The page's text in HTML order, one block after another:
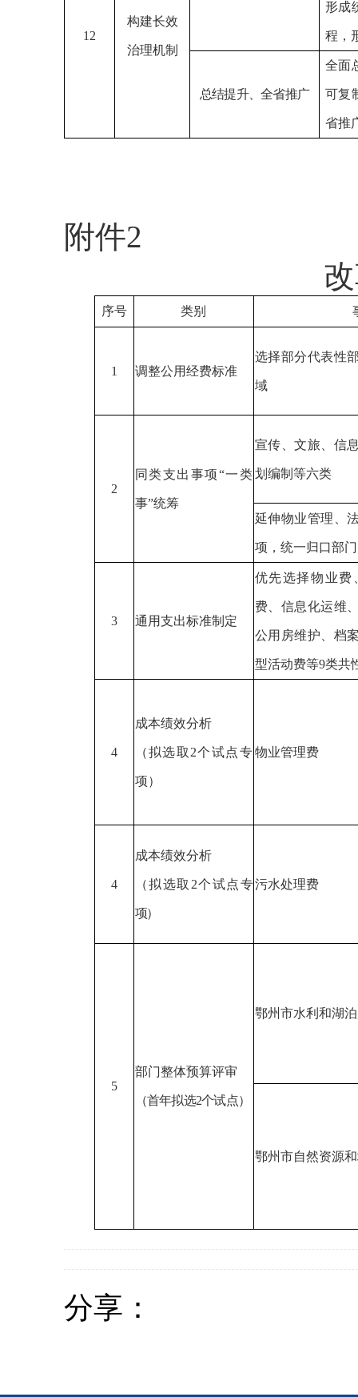
12
构建长效
治理机制
形成
程，
总结提升、全省推广
全面
可复
省推
附件2
序号 类别
1 调整公用经费标准
选择部分代表性
域
2
同类支出事项“一类
事”统筹
宣传、文旅、信
划编制等六类
延伸物业管理、
项，统一归口部门
3 通用支出标准制定
优先选择物业费
费、信息化运维
公用房维护、档
型活动费等9类共
4
成本绩效分析
（拟选取 2个试点专
项）
物业管理费
4
成本绩效分析
（拟选取 2个试点专
项）
污水处理费
5
部门整体预算评审
（首年拟选2个试点）
鄂州市水利和湖
鄂州市自然资源
分享：